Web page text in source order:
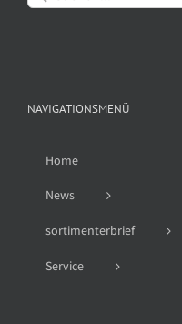
nach:
NAVIGATIONSMENÜ
Home
News
sortimenterbrief
Service